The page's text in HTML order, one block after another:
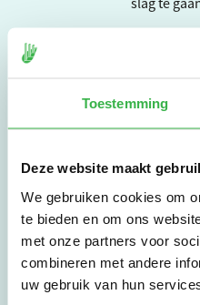
Toestemming
Deze website maakt
We gebruiken cookies om
te bieden en om ons
met onze partners voor
combineren met andere
uw gebruik van hun
Stichting
praktische
bedrijven,
overheden